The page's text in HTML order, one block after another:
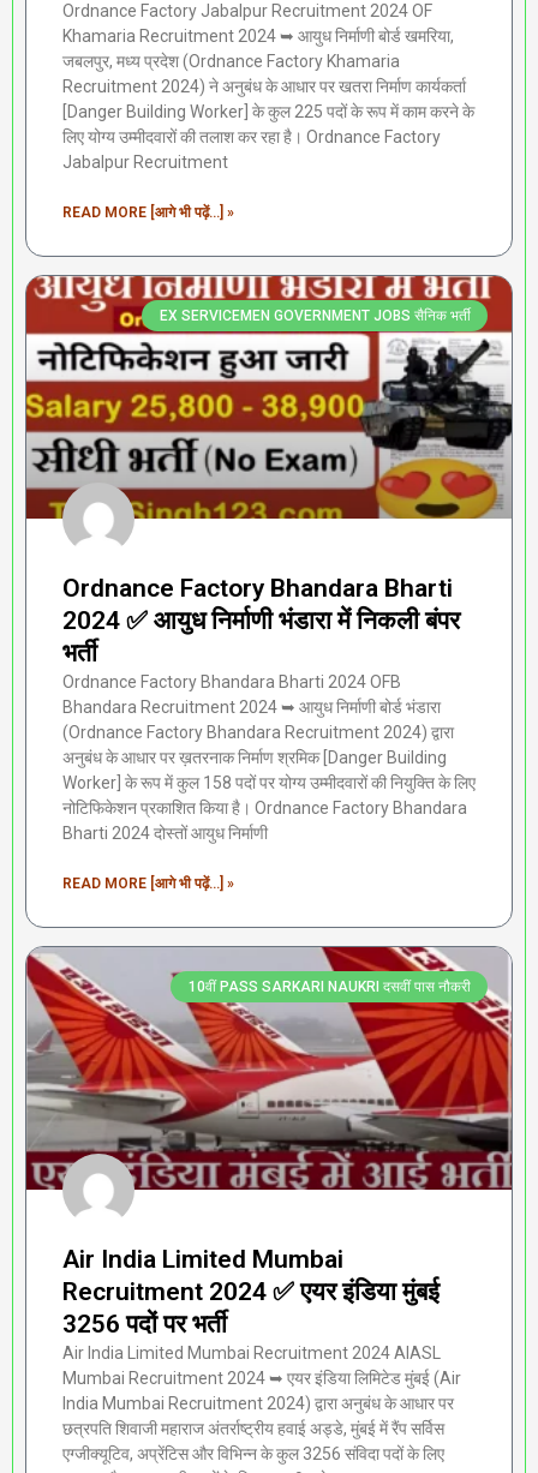
Ordnance Factory Jabalpur Recruitment 2024 OF
Khamaria Recruitment 2024 ➥ आयुध निर्माणी बोर्ड खमरिया,
जबलपुर, मध्य प्रदेश (Ordnance Factory Khamaria
Recruitment 2024) ने अनुबंध के आधार पर खतरा निर्माण कार्यकर्ता
[Danger Building Worker] के कुल 225 पदों के रूप में काम करने के
लिए योग्य उम्मीदवारों की तलाश कर रहा है। Ordnance Factory
Jabalpur Recruitment
READ MORE [आगे भी पढ़ें...] »
EX SERVICEMEN GOVERNMENT JOBS सैनिक भर्ती
Ordnance Factory Bhandara Bharti
2024 ✅ आयुध निर्माणी भंडारा में निकली बंपर
भर्ती
Ordnance Factory Bhandara Bharti 2024 OFB
Bhandara Recruitment 2024 ➥ आयुध निर्माणी बोर्ड भंडारा
(Ordnance Factory Bhandara Recruitment 2024) द्वारा
अनुबंध के आधार पर ख़तरनाक निर्माण श्रमिक [Danger Building
Worker] के रूप में कुल 158 पदों पर योग्य उम्मीदवारों की नियुक्ति के लिए
नोटिफिकेशन प्रकाशित किया है। Ordnance Factory Bhandara
Bharti 2024 दोस्तों आयुध निर्माणी
READ MORE [आगे भी पढ़ें...] »
10वीं PASS SARKARI NAUKRI दसवीं पास नौकरी
Air India Limited Mumbai
Recruitment 2024 ✅ एयर इंडिया मुंबई
3256 पदों पर भर्ती
Air India Limited Mumbai Recruitment 2024 AIASL
Mumbai Recruitment 2024 ➥ एयर इंडिया लिमिटेड मुंबई (Air
India Mumbai Recruitment 2024) द्वारा अनुबंध के आधार पर
छत्रपति शिवाजी महाराज अंतर्राष्ट्रीय हवाई अड्डे, मुंबई में रैंप सर्विस
एग्जीक्यूटिव, अप्रेंटिस और विभिन्न के कुल 3256 संविदा पदों के लिए